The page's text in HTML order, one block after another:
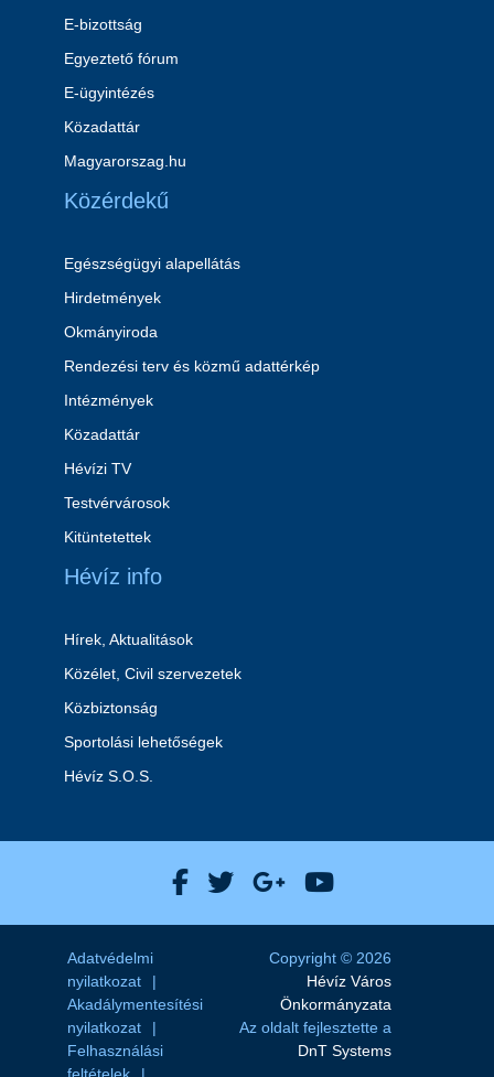
E-bizottság
Egyeztető fórum
E-ügyintézés
Közadattár
Magyarorszag.hu
Közérdekű
Egészségügyi alapellátás
Hirdetmények
Okmányiroda
Rendezési terv és közmű adattérkép
Intézmények
Közadattár
Hévízi TV
Testvérvárosok
Kitüntetettek
Hévíz info
Hírek, Aktualitások
Közélet, Civil szervezetek
Közbiztonság
Sportolási lehetőségek
Hévíz S.O.S.
Hévíz Város Facebook
Hévíz Város X
Hévíz Város
Hévíz Város
Adatvédelmi
nyilatkozat
Akadálymentesítési
nyilatkozat
Felhasználási
Copyright © 2026
Hévíz Város
Önkormányzata
Az oldalt fejlesztette a
DnT Systems